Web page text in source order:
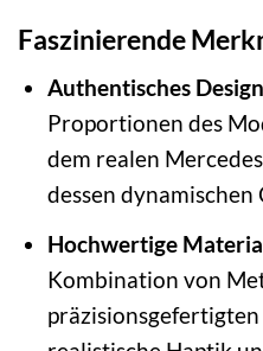
Faszinierende
Authentisches
Proportionen des
dem realen
dessen dynamischen
Hochwertige
Kombination von